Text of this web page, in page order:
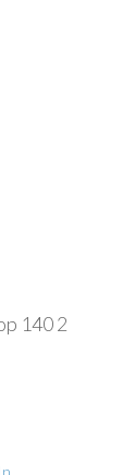
140 2